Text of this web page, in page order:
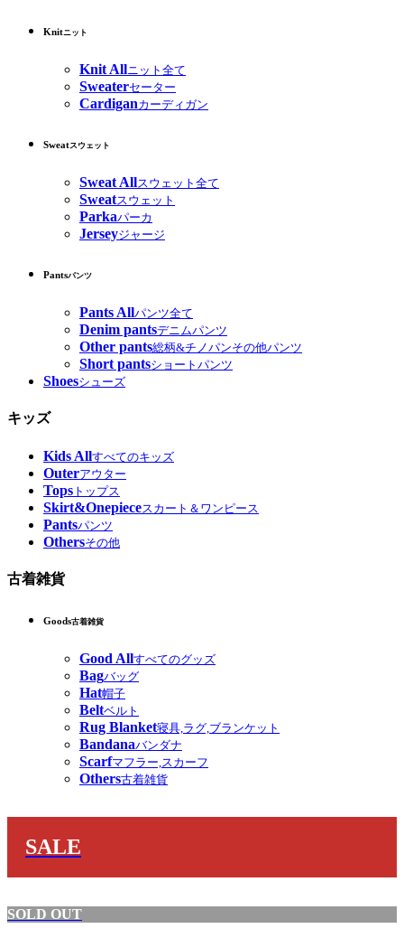
Knitニット
Knit Allニット全て
Sweaterセーター
Cardiganカーディガン
Sweatスウェット
Sweat Allスウェット全て
Sweatスウェット
Parkaパーカ
Jerseyジャージ
Pantsパンツ
Pants Allパンツ全て
Denim pantsデニムパンツ
Other pants総柄&チノパンその他パンツ
Short pantsショートパンツ
Shoesシューズ
キッズ
Kids Allすべてのキッズ
Outerアウター
Tops トップス
Skirt&Onepieceスカート＆ワンピース
Pantsパンツ
Othersその他
古着雑貨
Goods古着雑貨
Good Allすべてのグッズ
Bagバッグ
Hat帽子
Beltベルト
Rug Blanket寝具,ラグ,ブランケット
Bandanaバンダナ
Scarfマフラー,スカーフ
Others古着雑貨
SALE
SOLD OUT